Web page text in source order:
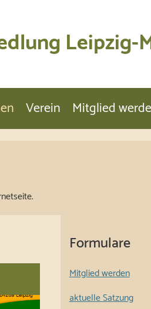
Leipzig-
Verein Mitglied
Formulare
Mitglied werden
aktuelle Satzung